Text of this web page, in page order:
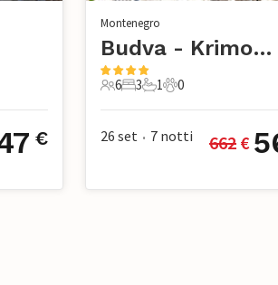
€
Montenegro
Budva - Krimovice
6 Ospiti
6
3 Camere da letto
3
1 Bagno
1
0 Animali domestici
0
26 set • 7 notti 662 €